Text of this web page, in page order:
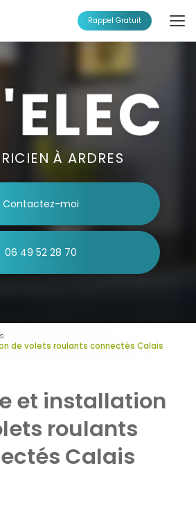
Rappel Gratuit
À ARDRES
Contactez-moi
06 49 52 28 70
de volets roulants connectés Calais
et installation
roulants
Calais